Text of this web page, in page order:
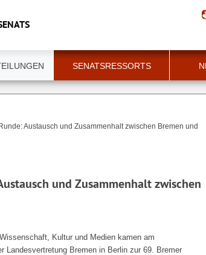
SENATSRESSORTS
Austausch und Zusammenhalt zwischen Bremen und
und Zusammenhalt zwischen
Kultur und Medien kamen am
Landesvertretung Bremen in Berlin zur 69. Bremer